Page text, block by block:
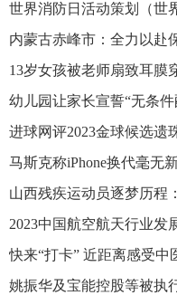
世界消防日活动策划（世
内蒙古赤峰市：全力以赴
13岁女孩被老师扇致耳膜
幼儿园让家长宣誓“无条
进球网评2023金球候选遗
马斯克称iPhone换代毫无
山西残疾运动员逐梦历程
2023中国航空航天行业发
快来“打卡” 近距离感受中
姚振华及宝能控股等被执